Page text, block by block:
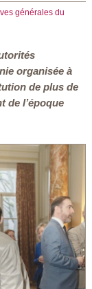
générales du
organisée à
de plus de
de l’époque